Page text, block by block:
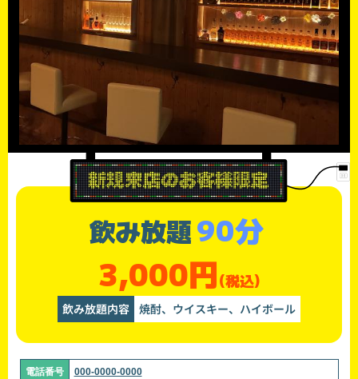
飲み放題90分
3,000円(税込)
飲み放題内容 焼酎、ウイスキー、ハイボール
電話番号 000-0000-0000